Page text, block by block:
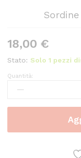
18,00 €
Stato: Solo 1 pezzi
Sordine
GEWA
ad
quantity
Quantità: